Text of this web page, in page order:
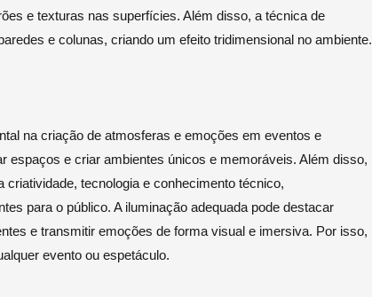
e texturas nas superfícies. Além disso, a técnica de
e colunas, criando um efeito tridimensional no ambiente.
na criação de atmosferas e emoções em eventos e
espaços e criar ambientes únicos e memoráveis. Além disso,
tecnologia e conhecimento técnico,
para o público. A iluminação adequada pode destacar
e transmitir emoções de forma visual e imersiva. Por isso,
evento ou espetáculo.